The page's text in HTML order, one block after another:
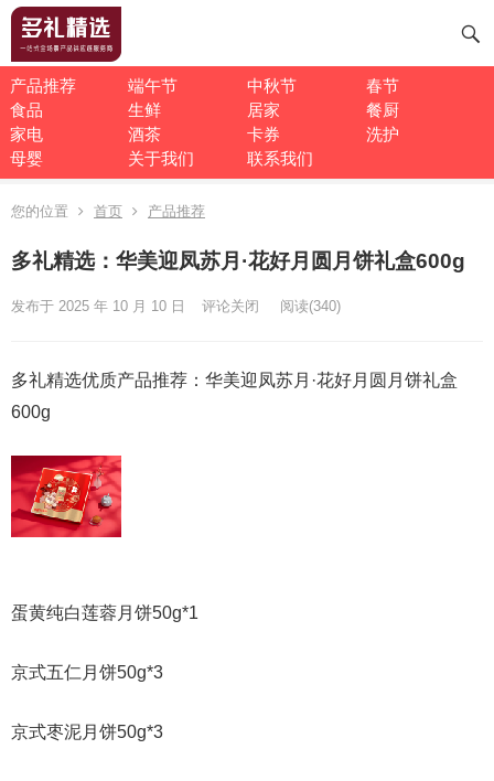
产品推荐 端午节 中秋节
春节
食品
生鲜 居家
餐厨
家电
酒茶 卡券
洗护
母婴
关于我们 联系我们
您的位置 首页 产品推荐
多礼精选：华美迎凤苏月·花好月圆月饼礼盒600g
发布于 2025 年 10 月 10 日 评论关闭 阅读(340)
多礼精选优质产品推荐：华美迎凤苏月·花好月圆月饼礼盒
600g
蛋黄纯白莲蓉月饼50g*1
京式五仁月饼50g*3
京式枣泥月饼50g*3